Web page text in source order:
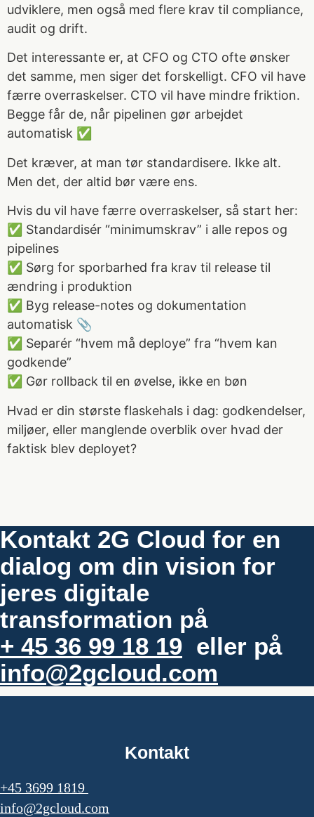
udviklere, men også med flere krav til compliance,
audit og drift.
Det interessante er, at CFO og CTO ofte ønsker
det samme, men siger det forskelligt. CFO vil have
færre overraskelser. CTO vil have mindre friktion.
Begge får de, når pipelinen gør arbejdet
automatisk ✅
Det kræver, at man tør standardisere. Ikke alt.
Men det, der altid bør være ens.
Hvis du vil have færre overraskelser, så start her:
✅ Standardisér “minimumskrav” i alle repos og
pipelines
✅ Sørg for sporbarhed fra krav til release til
ændring i produktion
✅ Byg release-notes og dokumentation
automatisk 📎
✅ Separér “hvem må deploye” fra “hvem kan
godkende”
✅ Gør rollback til en øvelse, ikke en bøn
Hvad er din største flaskehals i dag: godkendelser,
miljøer, eller manglende overblik over hvad der
faktisk blev deployet?
Kontakt 2G Cloud for en
dialog om din vision for
jeres digitale
transformation på
+ 45 36 99 18 19 eller på
info@2gcloud.com
Kontakt
+45 3699 1819
info@2gcloud.com